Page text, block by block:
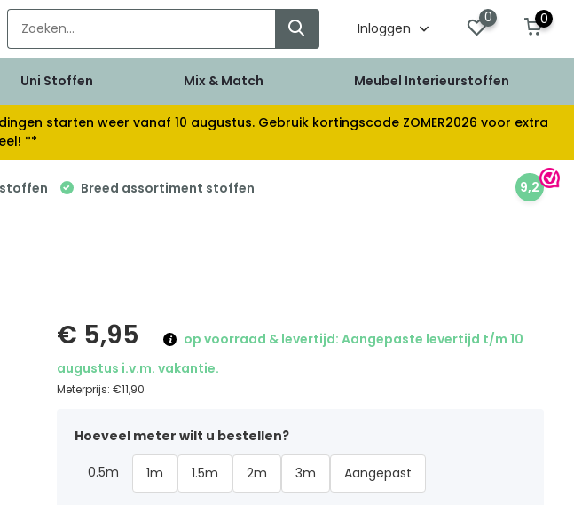
Inloggen
0 0
Uni Stoffen Mix & Match Meubel Interieurstoffen
starten weer vanaf 10 augustus. Gebruik kortingscode ZOMER2026 voor extra
**
stoffen Breed assortiment stoffen 9,2
€ 5,95
op voorraad & levertijd: Aangepaste levertijd t/m 10
augustus i.v.m. vakantie.
Meterprijs:€11,90
Hoeveel meter wilt u bestellen?
0.5m 1m 1.5m 2m 3m Aangepast